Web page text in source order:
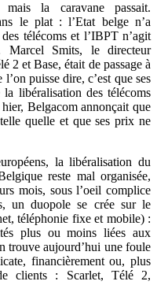
la caravane passait.
le plat : l’Etat belge n’a
télécoms et l’IBPT n’agit
Marcel Smits, le directeur
2 et Base, était de passage à
puisse dire, c’est que ses
libéralisation des télécoms
Belgacom annonçait que
quelle et que ses prix ne
la libéralisation du
reste mal organisée,
mois, sous l’oeil complice
un duopole se crée sur le
téléphonie fixe et mobile) :
plus ou moins liées aux
trouve aujourd’hui une foule
financièrement ou, plus
clients : Scarlet, Télé 2,